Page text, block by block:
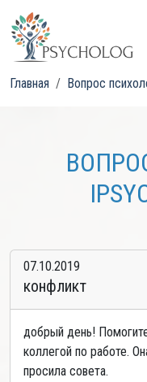
Главная Вопрос
07.10.2019
конфликт
добрый день!
коллегой по работе.
просила совета.